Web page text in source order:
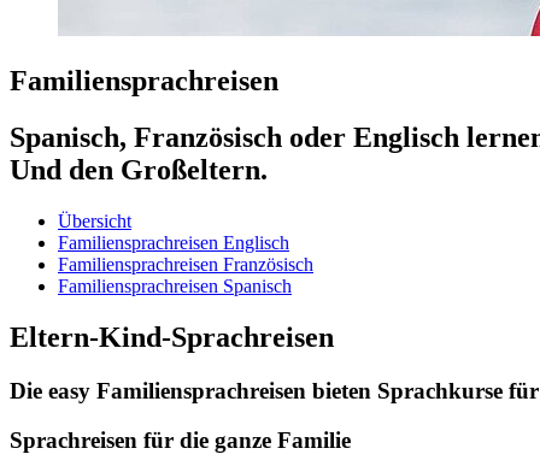
Familiensprachreisen
Spanisch, Französisch oder Englisch
Und den Großeltern.
Übersicht
Familiensprachreisen Englisch
Familiensprachreisen Französisch
Familiensprachreisen Spanisch
Eltern-Kind-Sprachreisen
Die easy Familiensprachreisen bieten Sprachkurse
Sprachreisen für die ganze Familie